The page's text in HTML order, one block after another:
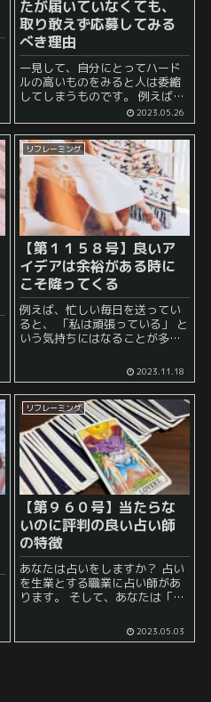
たが届いていなくても、
取り敢えず応募してみる
べき理由
一見して、自分にとってハード
ルの高いものをみると人は委縮
してしまうものです。 例えば、
あなたが求職者であるとして、
「経験年数８年以上の方を求め
ています」 と求人票に書いてあ
った際に、 「私はまだ経験年数
が４年間し...
2023.05.26
リフレーミング
【第１１５８号】良いア
イデアは余裕がある時に
こそ降ってくる
例えば、忙しい毎日を送ってい
ると、 「私は頑張っている」 と
いう気持ちにはなることが多い
的に物事が動いているわけでは
ない、ということにふとした瞬
間に気付くことがあります。 例
えば、仕事...
2023.11.18
リフレーミング
【第９６０号】当たらな
いのに評判の良い占い師
の特徴
あなたは占いをしますか？ 占い
を生業とする職業に占い師があ
ります。 そして、あなたは「当
れると思っていませんか？ 確か
に、結果をズバリとあてること
2023.05.03